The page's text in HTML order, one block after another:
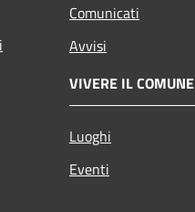
Comunicati
Avvisi
VIVERE IL COMUNE
Luoghi
Eventi